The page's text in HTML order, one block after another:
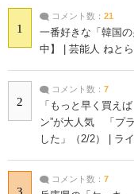
1
コメント数： 21
一番好きな「韓国
中】 | 芸能人 ねと
2
コメント数： 7
「もっと早く買え
ン”が大人気 「プ
した」（2/2） | ラ
3
コメント数： 7